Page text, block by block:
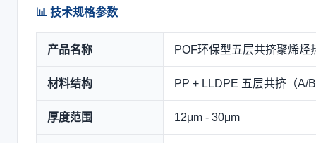
📊 技术规格参数
产品名称 POF环保型五层共挤聚烯烃
材料结构 PP + LLDPE 五层共挤（A/
厚度范围 12μm - 30μm